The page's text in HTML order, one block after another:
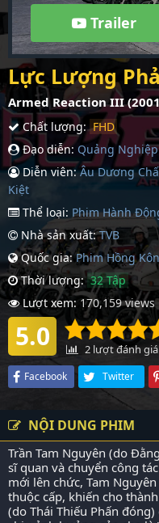
Trailer
Lực Lượng
Armed Reaction III
Chất lượng: FHD
Đạo diễn: Quảng
Diễn viên: Âu Dương
Kiệt
Thể loại: Phim Hành
Nhà sản xuất: TVB
Quốc gia: Phim Hồng
Thời lượng: 32 Tập
Lượt xem: 170,159 views
5.0 2 lượt đánh giá
Facebook Twitter
NỘI DUNG PHIM
Trần Tam Nguyên (do
sĩ quan và chuyển công
mới lên chức, Tam
thuộc cấp, khiến cho
(do Thái Thiếu Phấn